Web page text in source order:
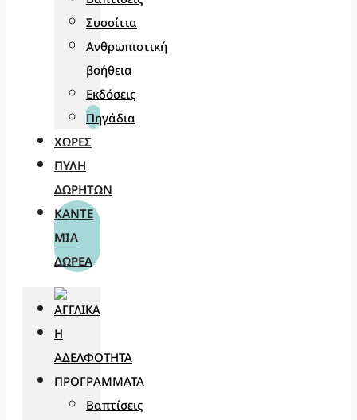
Συσσίτια
Ανθρωπιστική
βοήθεια
Εκδόσεις
Πηγάδια
ΧΏΡΕΣ
ΠΎΛΗ
ΔΩΡΗΤΏΝ
ΚΆΝΤΕ
ΜΊΑ
ΔΩΡΕΆ
Η
ΑΔΕΛΦΌΤΗΤΑ
ΠΡΟΓΡΆΜΜΑΤΑ
Βαπτίσεις